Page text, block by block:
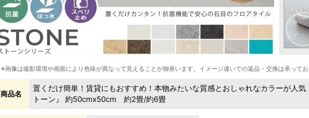
※画像は撮影環境や画面により色味が異なって見えることが御座います。イメージ違いでの返品・交換は承ってお
商品名
置くだけ簡単！賃貸にもおすすめ！本物みたいな質感とおしゃれなカラーが人
トーン』 約50cmx50cm 約2畳/約6畳